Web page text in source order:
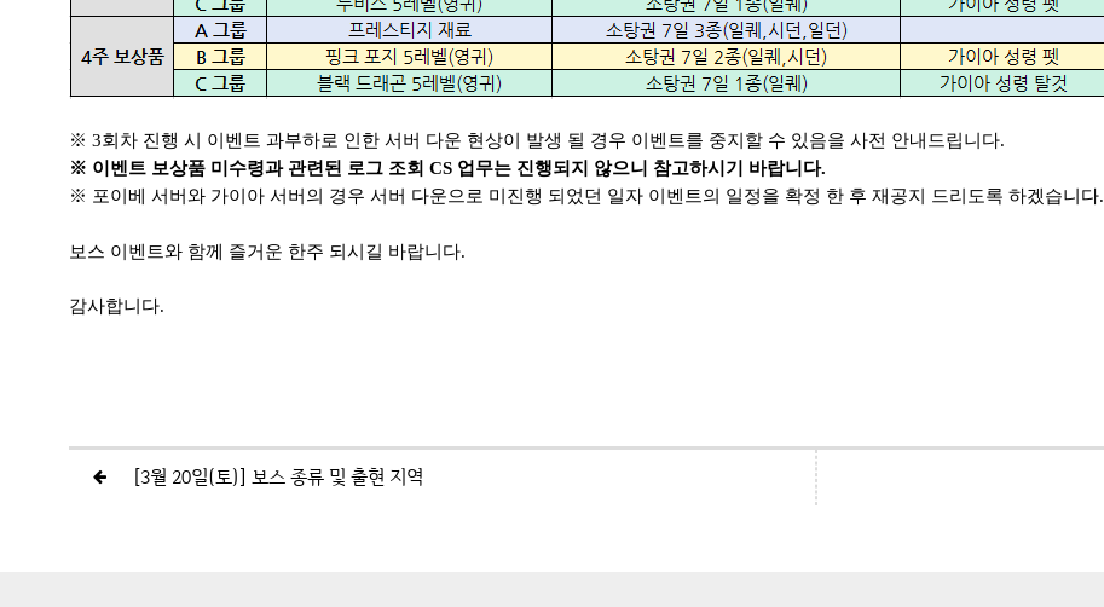
※ 3회차 진행 시 이벤트 과부하로 인한 서버 다운 현상이 발생 될 경우 이벤트를 중지할 수 있음을 사전 안내드립니다.
※ 이벤트 보상품 미수령과 관련된 로그 조회 CS 업무는 진행되지 않으니 참고하시기 바랍니다.
※ 포이베 서버와 가이아 서버의 경우 서버 다운으로 미진행 되었던 일자 이벤트의 일정을 확정 한 후 재공지 드리도록 하겠습니다.
보스 이벤트와 함께 즐거운 한주 되시길 바랍니다.
감사합니다.
[3월 20일(토)] 보스 종류 및 출현 지역